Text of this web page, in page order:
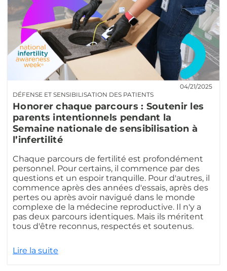
DÉFENSE ET SENSIBILISATION DES PATIENTS
04/21/2025
Honorer chaque parcours : Soutenir les
parents intentionnels pendant la
Semaine nationale de sensibilisation à
l’infertilité
Chaque parcours de fertilité est profondément
personnel. Pour certains, il commence par des
questions et un espoir tranquille. Pour d'autres, il
commence après des années d'essais, après des
pertes ou après avoir navigué dans le monde
complexe de la médecine reproductive. Il n'y a
pas deux parcours identiques. Mais ils méritent
tous d'être reconnus, respectés et soutenus.
Lire la suite